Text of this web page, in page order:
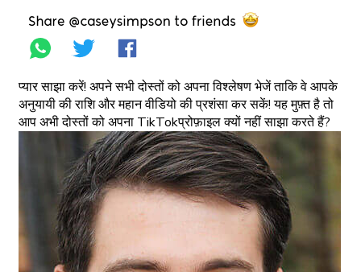
प्यार साझा करें! अपने सभी दोस्तों को अपना विश्लेषण भेजें ताकि वे आपके
अनुयायी की राशि और महान वीडियो की प्रशंसा कर सकें! यह मुफ़्त है तो
आप अभी दोस्तों को अपना TikTokप्रोफ़ाइल क्यों नहीं साझा करते हैं?